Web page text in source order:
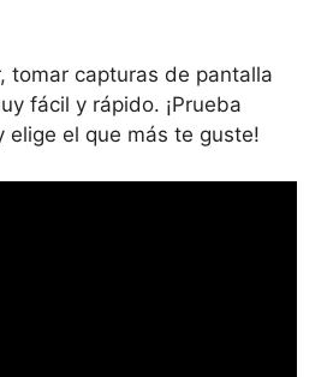
tomar capturas de pantalla
fácil y rápido. ¡Prueba
elige el que más te guste!